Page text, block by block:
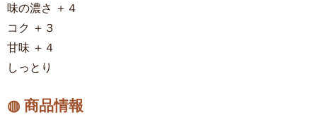
味の濃さ ＋４
コク ＋３
甘味 ＋４
しっとり
◍ 商品情報